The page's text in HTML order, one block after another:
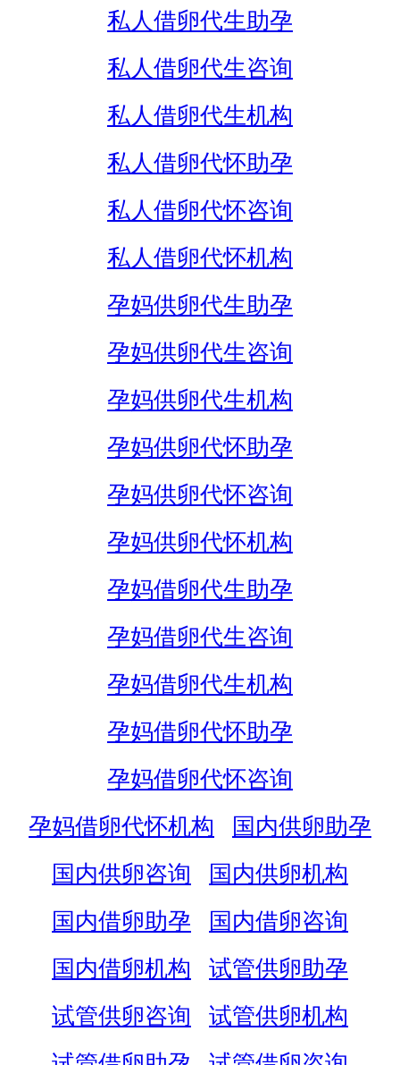
私人借卵代生助孕
私人借卵代生咨询
私人借卵代生机构
私人借卵代怀助孕
私人借卵代怀咨询
私人借卵代怀机构
孕妈供卵代生助孕
孕妈供卵代生咨询
孕妈供卵代生机构
孕妈供卵代怀助孕
孕妈供卵代怀咨询
孕妈供卵代怀机构
孕妈借卵代生助孕
孕妈借卵代生咨询
孕妈借卵代生机构
孕妈借卵代怀助孕
孕妈借卵代怀咨询
孕妈借卵代怀机构
国内供卵助孕
国内供卵咨询
国内供卵机构
国内借卵助孕
国内借卵咨询
国内借卵机构
试管供卵助孕
试管供卵咨询
试管供卵机构